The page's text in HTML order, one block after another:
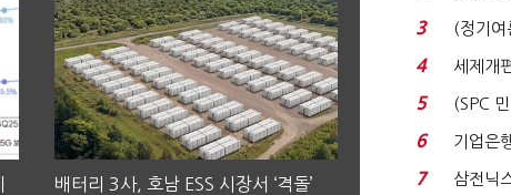
배터리 3사, 호남 ESS 시장서 ‘격돌’
목…9월
3
(정기
'초접
4
세제개
세 구하
5
(SPC
생법 위
6
기업은
이스피
7
삼전닉